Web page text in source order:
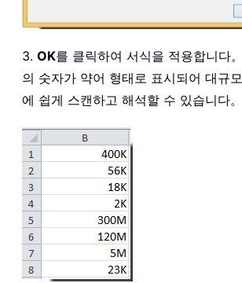
3. OK를 클릭하여 서식을 적용합니다
의 숫자가 약어 형태로 표시되어 대규
에 쉽게 스캔하고 해석할 수 있습니다。